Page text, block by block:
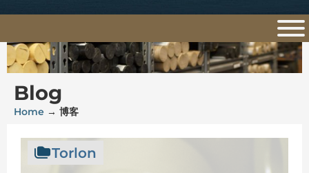
k
n
Blog
Home → 博客
Torlon